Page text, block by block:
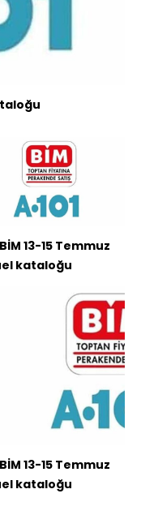
BİM 13-15 Temmuz
kataloğu
BİM 13-15 Temmuz
kataloğu